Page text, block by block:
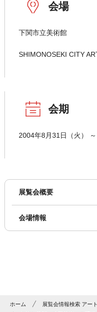
会場
下関市立美術館
SHIMONOSEKI CITY
会期
2004年8月31日（火）
展覧会概要
会場情報
ホーム
展覧会情報検索 アー